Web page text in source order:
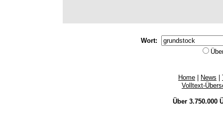
Wort:
Home News
Volltext-
Über 3.750.000